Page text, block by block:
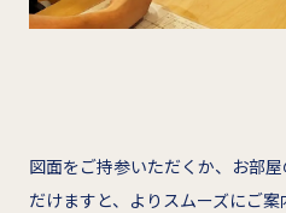
図面をご持参いただくか、お部
だけますと、よりスムーズにご案